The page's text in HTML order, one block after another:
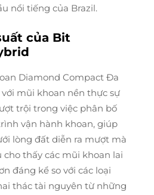
nổi tiếng của Brazil.
của Bit
Diamond Compact Đa
mũi khoan nền thực sự
trội trong việc phân bố
vận hành khoan, giúp
lòng đất diễn ra mượt mà
cho thấy các mũi khoan lai
đáng kể so với các loại
thác tài nguyên từ những